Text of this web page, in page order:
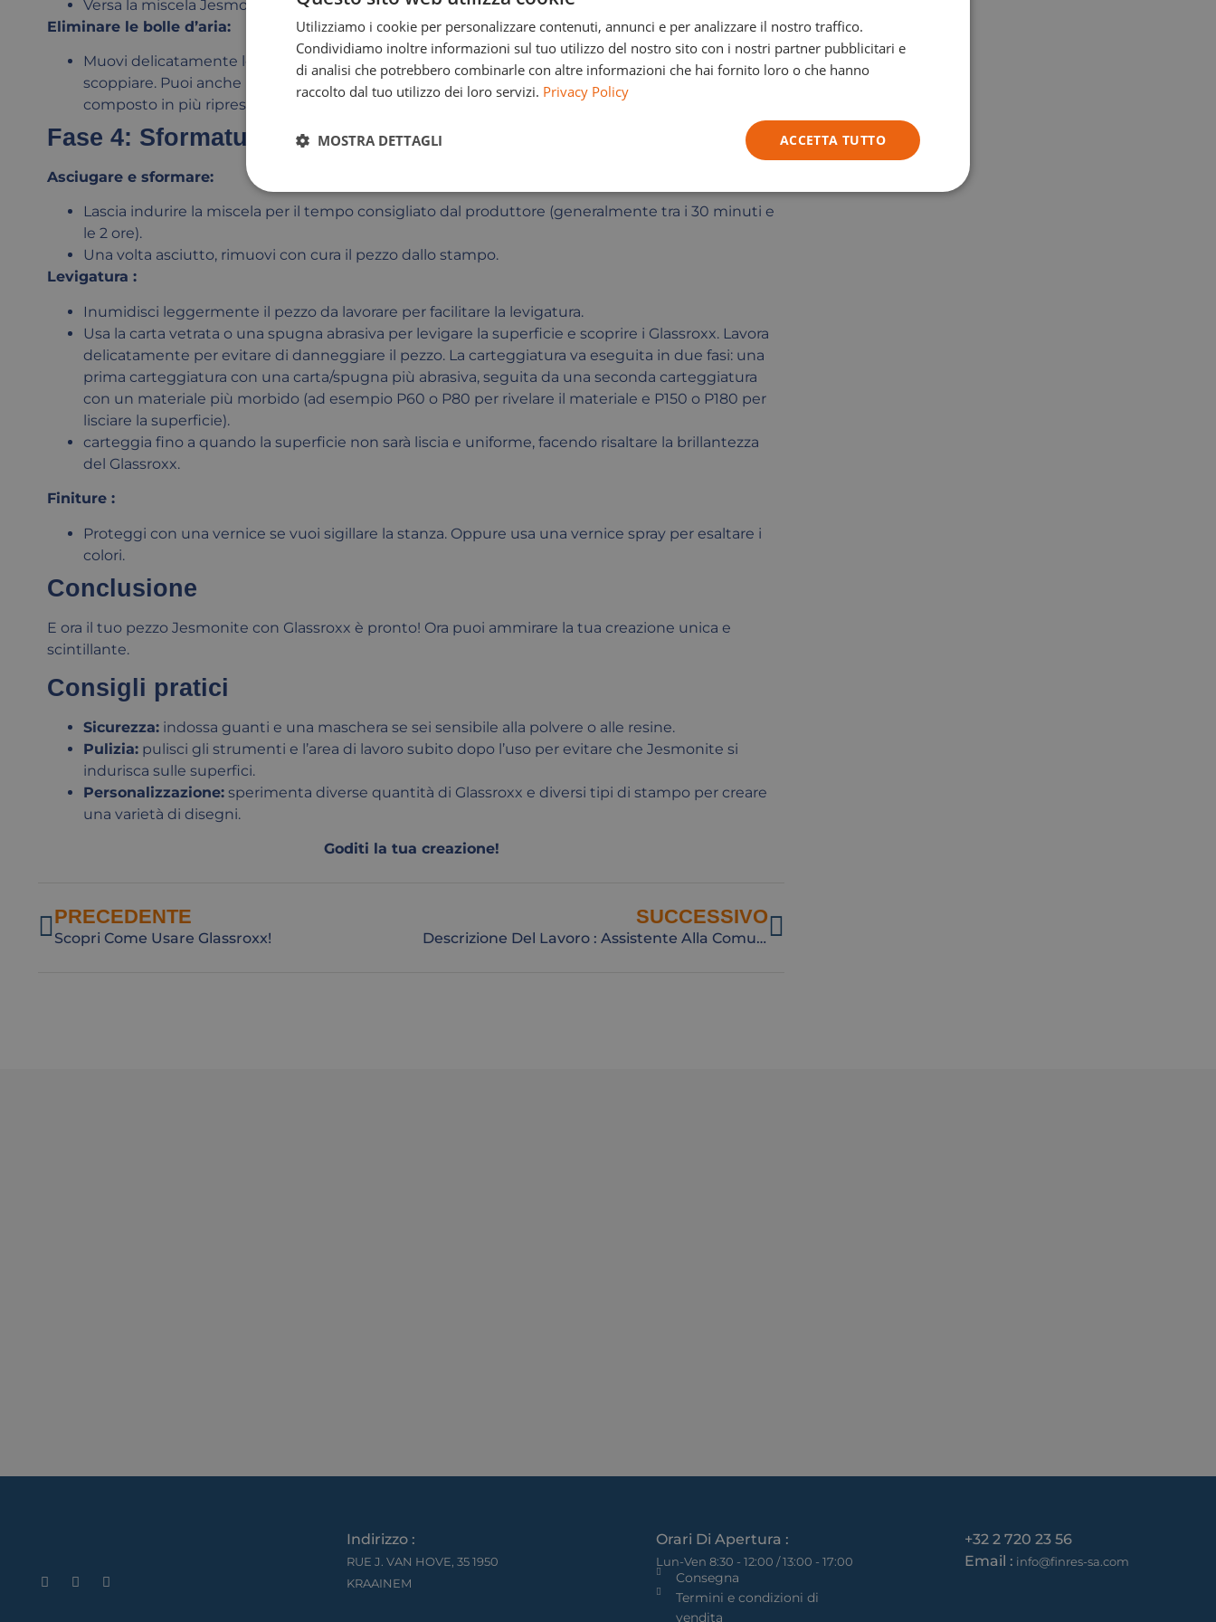
Versa la miscela Jesmonite-Glassroxx lentamente e in modo uniforme nello stampo in silicone.
Eliminare le bolle d’aria:
Muovi delicatamente lo stampo per permettere alle bolle d’aria di salire in superficie e
scoppiare. Puoi anche picchiettare leggermente i lati dello stampo. Non esitare a versare il
composto in più riprese per distribuire il materiale tra un versamento e l’altro.
Fase 4: Sformatura e finitura
Asciugare e sformare:
Lascia indurire la miscela per il tempo consigliato dal produttore (generalmente tra i 30 minuti e
le 2 ore).
Una volta asciutto, rimuovi con cura il pezzo dallo stampo.
Levigatura :
Inumidisci leggermente il pezzo da lavorare per facilitare la levigatura.
Usa la carta vetrata o una spugna abrasiva per levigare la superficie e scoprire i Glassroxx. Lavora
delicatamente per evitare di danneggiare il pezzo. La carteggiatura va eseguita in due fasi: una
prima carteggiatura con una carta/spugna più abrasiva, seguita da una seconda carteggiatura
con un materiale più morbido (ad esempio P60 o P80 per rivelare il materiale e P150 o P180 per
lisciare la superficie).
carteggia fino a quando la superficie non sarà liscia e uniforme, facendo risaltare la brillantezza
del Glassroxx.
Finiture :
Proteggi con una vernice se vuoi sigillare la stanza. Oppure usa una vernice spray per esaltare i
colori.
Conclusione
E ora il tuo pezzo Jesmonite con Glassroxx è pronto! Ora puoi ammirare la tua creazione unica e
scintillante.
Consigli pratici
Sicurezza: indossa guanti e una maschera se sei sensibile alla polvere o alle resine.
Pulizia: pulisci gli strumenti e l’area di lavoro subito dopo l’uso per evitare che Jesmonite si
indurisca sulle superfici.
Personalizzazione: sperimenta diverse quantità di Glassroxx e diversi tipi di stampo per creare
una varietà di disegni.
Goditi la tua creazione!
PRECEDENTE
Scopri Come Usare Glassroxx!
SUCCESSIVO
Descrizione Del Lavoro : Assistente Alla Comunicazione Digitale E Alla Creazione Di Contenuti
Indirizzo :
RUE J. VAN HOVE, 35 1950
KRAAINEM
Orari Di Apertura :
Lun-Ven 8:30 - 12:00 / 13:00 - 17:00
Consegna
Termini e condizioni di
vendita
+32 2 720 23 56
Email : info@finres-sa.com
Utilizziamo i cookie per personalizzare contenuti, annunci e per analizzare il nostro traffico.
Condividiamo inoltre informazioni sul tuo utilizzo del nostro sito con i nostri partner pubblicitari e
di analisi che potrebbero combinarle con altre informazioni che hai fornito loro o che hanno
raccolto dal tuo utilizzo dei loro servizi. Privacy Policy
ACCETTA TUTTO
MOSTRA DETTAGLI